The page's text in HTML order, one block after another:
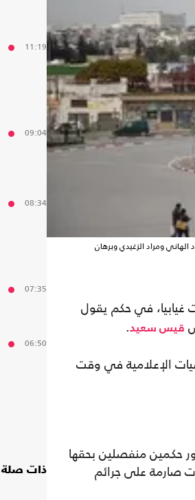
ومراد الزغيدي وبرهان
في حكم يقول
قيس سعيد.
الإعلامية في وقت
حكمين منفصلين بحقها
صدر عام 2022 ويتضمن عقوبات صارمة على جرائم
11:19
09:04
08:34
07:35
06:50
ذات صلة